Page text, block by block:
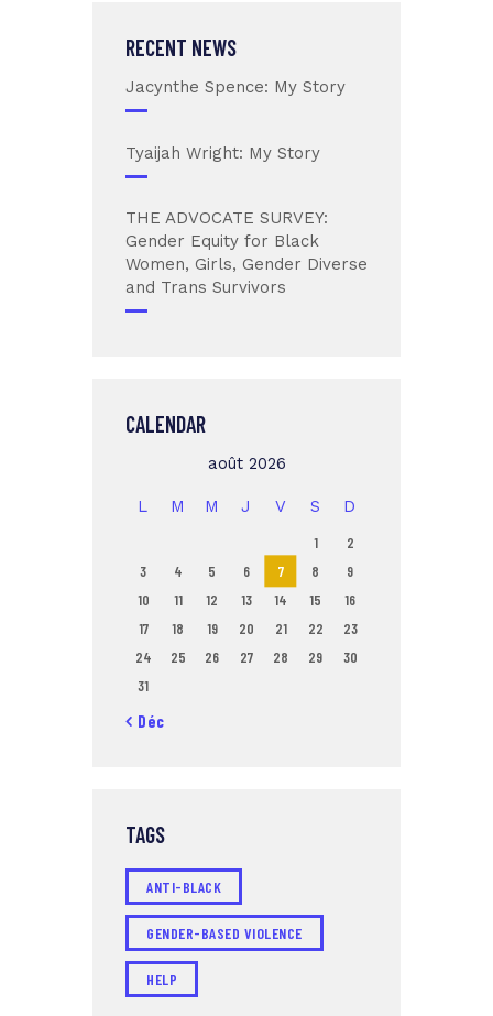
RECENT NEWS
Jacynthe Spence: My Story
Tyaijah Wright: My Story
THE ADVOCATE SURVEY:
Gender Equity for Black
Women, Girls, Gender Diverse
and Trans Survivors
CALENDAR
août 2026
L M M J V S D
1
2
3
4 5 6 7 8
9
10
11 12 13 14 15
16
17
18 19 20 21 22
23
24
25 26 27 28 29
30
31
« Déc
TAGS
ANTI-BLACK
GENDER-BASED VIOLENCE
HELP